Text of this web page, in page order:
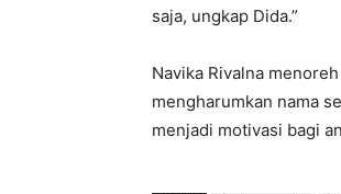
saja, ungkap Dida.”
Navika Rivalna
mengharumkan nama
menjadi motivasi bagi